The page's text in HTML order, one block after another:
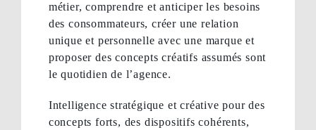
métier, comprendre et anticiper les besoins
des consommateurs, créer une relation
unique et personnelle avec une marque et
proposer des concepts créatifs assumés sont
le quotidien de l’agence.
Intelligence stratégique et créative pour des
concepts forts, des dispositifs cohérents,